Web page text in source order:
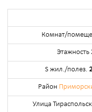
Комнат/
Этажность
S жил./полез.
Район
Улица